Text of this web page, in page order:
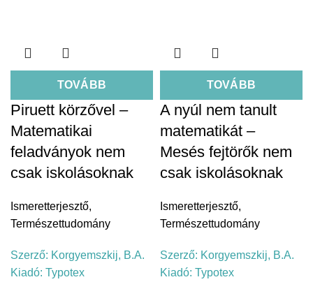
TOVÁBB
Piruett körzővel –
Matematikai
feladványok nem
csak iskolásoknak
Ismeretterjesztő,
Természettudomány
Szerző: Korgyemszkij, B.A.
Kiadó: Typotex
TOVÁBB
A nyúl nem tanult
matematikát –
Mesés fejtörők nem
csak iskolásoknak
Ismeretterjesztő,
Természettudomány
Szerző: Korgyemszkij, B.A.
Kiadó: Typotex